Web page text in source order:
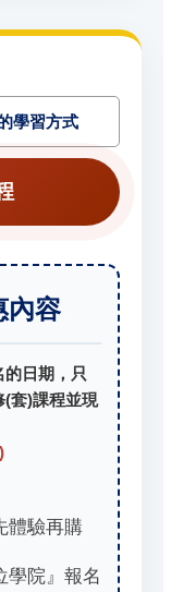
學習方式
內容
日期，只
(套)課程並現
體驗再購
學院』報名